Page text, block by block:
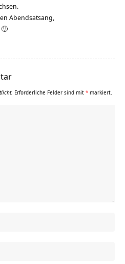
Abendsatsang,
Erforderliche Felder sind mit * markiert.